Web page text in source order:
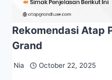
Rekomendasi Atap
Grand
Nia October 22, 2025